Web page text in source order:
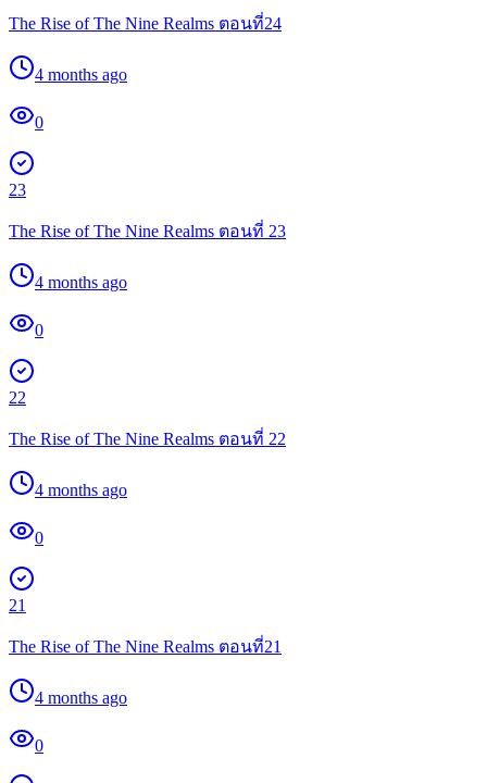
The Rise of The Nine Realms ตอนที่24
4 months ago
0
23
The Rise of The Nine Realms ตอนที่ 23
4 months ago
0
22
The Rise of The Nine Realms ตอนที่ 22
4 months ago
0
21
The Rise of The Nine Realms ตอนที่21
4 months ago
0